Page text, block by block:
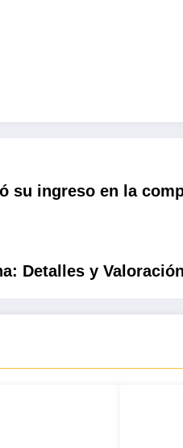
su ingreso en la
Detalles y Valoración